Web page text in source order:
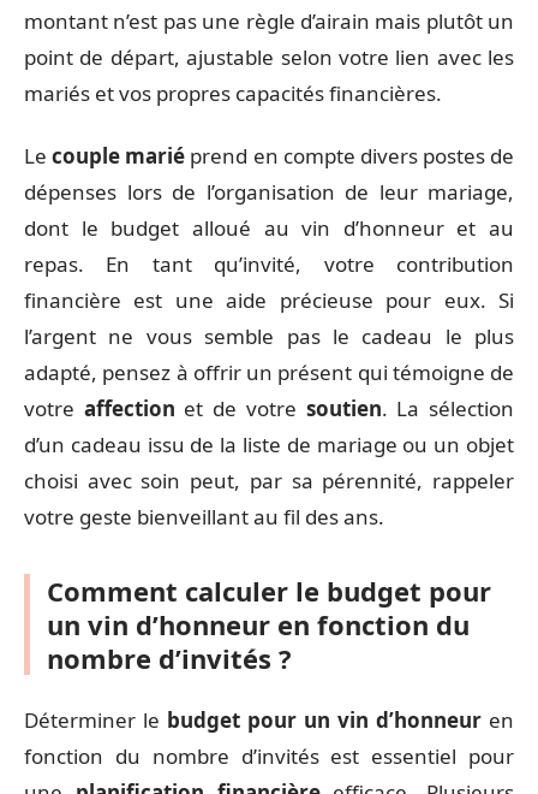
montant n’est pas une règle d’airain mais plutôt un
point de départ, ajustable selon votre lien avec les
mariés et vos propres capacités financières.
Lecouple marié prend en compte divers postes de
dépenses lors de l’organisation de leur mariage,
dont le budget alloué au vin d’honneur et au
repas. En tant qu’invité, votre contribution
financière est une aide précieuse pour eux. Si
l’argent ne vous semble pas le cadeau le plus
adapté, pensez à offrir un présent qui témoigne de
votre affection et de votre soutien. La sélection
d’un cadeau issu de la liste de mariage ou un objet
choisi avec soin peut, par sa pérennité, rappeler
votre geste bienveillant au fil des ans.
Comment calculer le budget pour
un vin d’honneur en fonction du
nombre d’invités ?
Déterminer le budget pour un vin d’honneur en
fonction du nombre d’invités est essentiel pour